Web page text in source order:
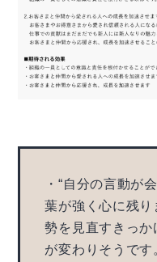
・“自分の言動が
葉が強く心に残
勢を見直すきっ
が変わりそうです